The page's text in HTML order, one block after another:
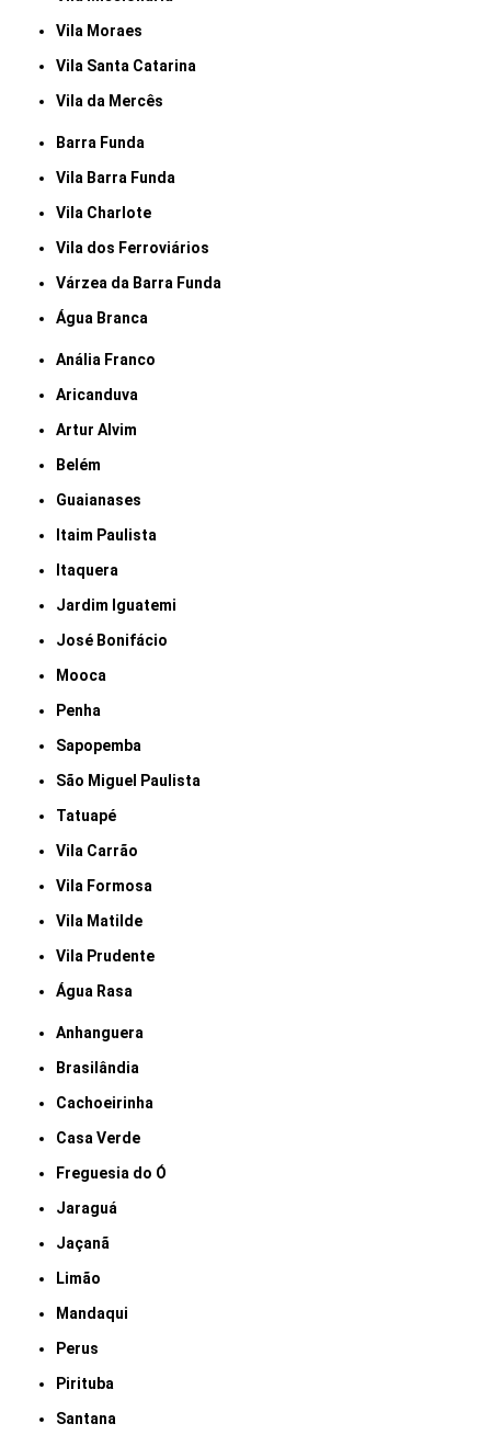
Vila Moraes
Vila Santa Catarina
Vila da Mercês
Barra Funda
Vila Barra Funda
Vila Charlote
Vila dos Ferroviários
Várzea da Barra Funda
Água Branca
Anália Franco
Aricanduva
Artur Alvim
Belém
Guaianases
Itaim Paulista
Itaquera
Jardim Iguatemi
José Bonifácio
Mooca
Penha
Sapopemba
São Miguel Paulista
Tatuapé
Vila Carrão
Vila Formosa
Vila Matilde
Vila Prudente
Água Rasa
Anhanguera
Brasilândia
Cachoeirinha
Casa Verde
Freguesia do Ó
Jaraguá
Jaçanã
Limão
Mandaqui
Perus
Pirituba
Santana